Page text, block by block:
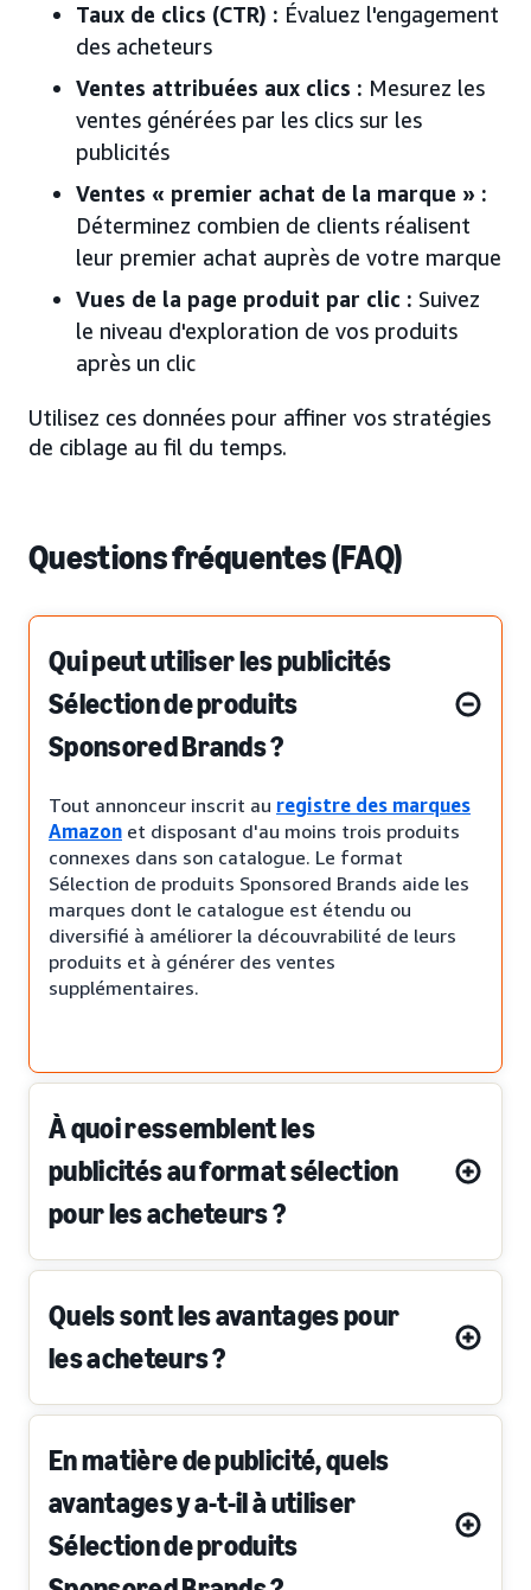
Taux de clics (CTR) : Évaluez l'engagement
des acheteurs
Ventes attribuées aux clics : Mesurez les
ventes générées par les clics sur les
publicités
Ventes « premier achat de la marque » :
Déterminez combien de clients réalisent
leur premier achat auprès de votre marque
Vues de la page produit par clic : Suivez
le niveau d'exploration de vos produits
après un clic
Utilisez ces données pour affiner vos stratégies
de ciblage au fil du temps.
Questions fréquentes (FAQ)
Qui peut utiliser les publicités
Sélection de produits
Sponsored Brands ?
Tout annonceur inscrit au registre des marques
Amazon et disposant d'au moins trois produits
connexes dans son catalogue. Le format
Sélection de produits Sponsored Brands aide les
marques dont le catalogue est étendu ou
diversifié à améliorer la découvrabilité de leurs
produits et à générer des ventes
supplémentaires.
À quoi ressemblent les
publicités au format sélection
pour les acheteurs ?
Quels sont les avantages pour
les acheteurs ?
En matière de publicité, quels
avantages y a-t-il à utiliser
Sélection de produits